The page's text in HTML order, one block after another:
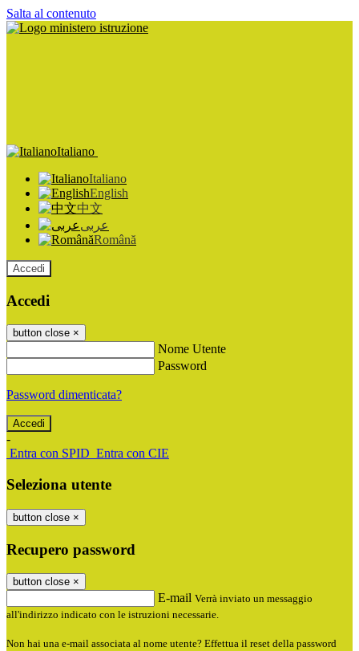
Salta al contenuto
Italiano
Italiano
English
中文
عربى
Română
Accedi
Accedi
button close ×
Nome Utente
Password
Password dimenticata?
-
Entra con SPID Entra con CIE
Seleziona utente
button close ×
Recupero password
button close ×
E-mail Verrà inviato un messaggio
all'indirizzo indicato con le istruzioni necessarie.
Non hai una e-mail associata al nome utente? Effettua il reset della password